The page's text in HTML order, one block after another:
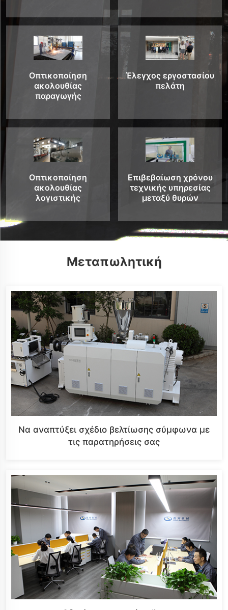
Οπτικοποίηση
ακολουθίας
παραγωγής
Έλεγχος εργοστασίου
πελάτη
Οπτικοποίηση
ακολουθίας
λογιστικής
Επιβεβαίωση χρόνου
τεχνικής υπηρεσίας
μεταξύ θυρών
Μεταπωλητική
Να αναπτύξει σχέδιο βελτίωσης σύμφωνα με
τις παρατηρήσεις σας